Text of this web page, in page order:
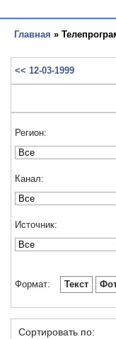
Главная »
<< 12-03-1999
Регион:
Канал:
Источник:
Формат: Текст
Сортировать по: